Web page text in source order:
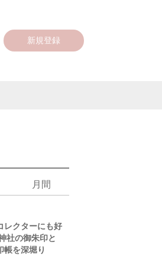
新規登録
月間
レクターにも好
社の御朱印と
帳を深堀り